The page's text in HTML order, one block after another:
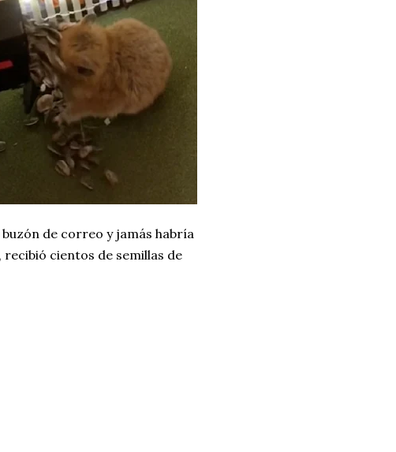
de correo y jamás habría
recibió cientos de semillas de